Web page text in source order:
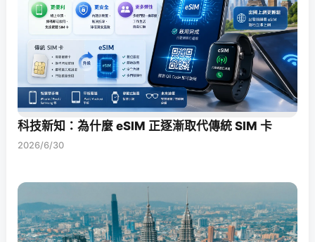
科技新知：為什麼 eSIM 正逐漸取代傳統 SIM 卡
2026/6/30